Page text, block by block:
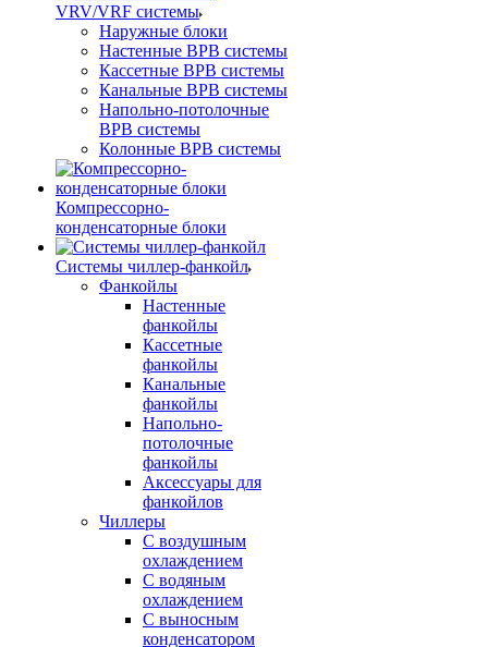
VRV/VRF системы
Наружные блоки
Настенные ВРВ системы
Кассетные ВРВ системы
Канальные ВРВ системы
Напольно-потолочные
ВРВ системы
Колонные ВРВ системы
Компрессорно-
конденсаторные блоки
Системы чиллер-фанкойл
Фанкойлы
Настенные
фанкойлы
Кассетные
фанкойлы
Канальные
фанкойлы
Напольно-
потолочные
фанкойлы
Аксессуары для
фанкойлов
Чиллеры
С воздушным
охлаждением
С водяным
охлаждением
С выносным
конденсатором